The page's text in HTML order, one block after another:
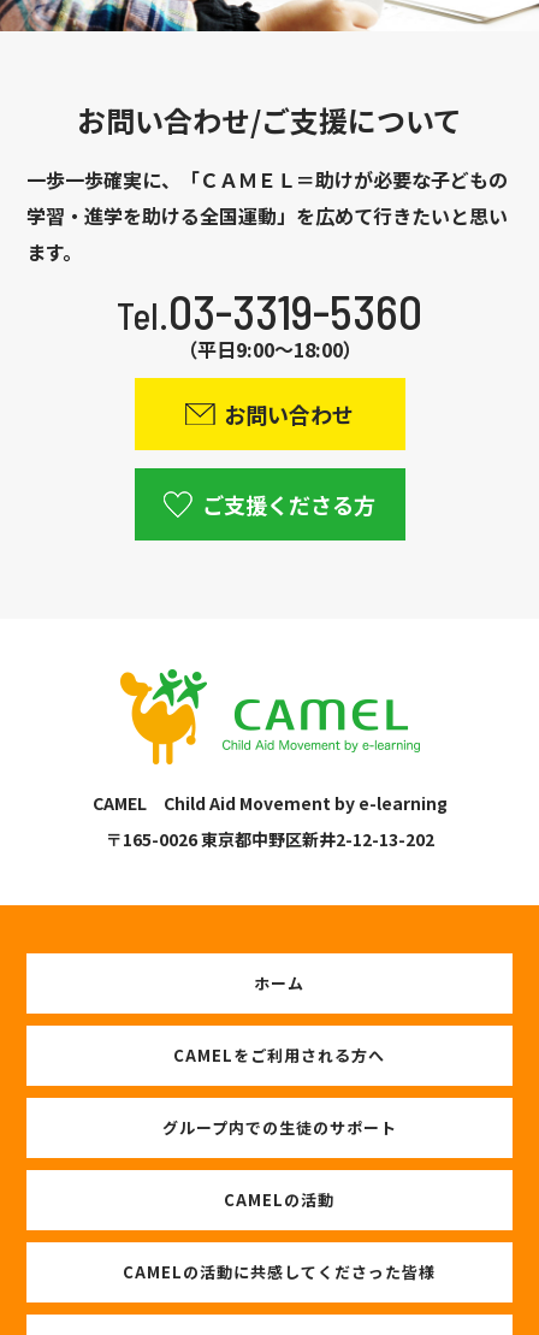
お問い合わせ/ご支援について
一歩一歩確実に、「ＣＡＭＥＬ＝助けが必要な子どもの
学習・進学を助ける全国運動」を広めて行きたいと思い
ます。
Tel.03-3319-5360
（平日9:00～18:00）
お問い合わせ
ご支援くださる方
CAMEL Child Aid Movement by e-learning
〒165-0026 東京都中野区新井2-12-13-202
ホーム
CAMELをご利用される方へ
グループ内での生徒のサポート
CAMELの活動
CAMELの活動に共感してくださった皆様